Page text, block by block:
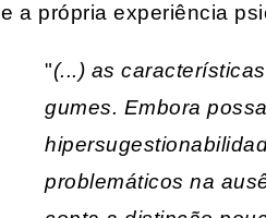
e a própria experiência
"(...) as
gumes. Embora
problemáticos na